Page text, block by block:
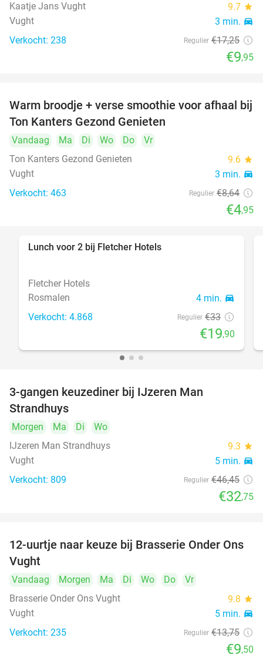
Kaatje Jans Vught
9.7 star
Vught 3 min. directions_car
Verkocht: 238 Regulier €17,25
€9,95
43%
Warm broodje + verse smoothie voor afhaal bij
Ton Kanters Gezond Genieten
Vandaag Ma Di Wo Do
Vr
Ton Kanters Gezond Genieten
9.6 star
Vught 3 min. directions_car
Verkocht: 463 Regulier €8,64
€4,95
Lunch voor 2 bij Fletcher Hotels
Fletcher Hotels
Rosmalen
4 min. directions_car
Verkocht: 4.868 Regulier €33
€19,90
3-gangen keuzediner bij IJzeren Man
Strandhuys
Morgen Ma Di
Wo
IJzeren Man Strandhuys
9.3 star
Vught 5 min. directions_car
Verkocht: 809 Regulier €46,45
€32,75
31%
12-uurtje naar keuze bij Brasserie Onder Ons
Vught
Vandaag Morgen Ma Di Wo Do
Vr
Brasserie Onder Ons Vught
9.8 star
Vught 5 min. directions_car
Verkocht: 235 Regulier €13,75
€9,50